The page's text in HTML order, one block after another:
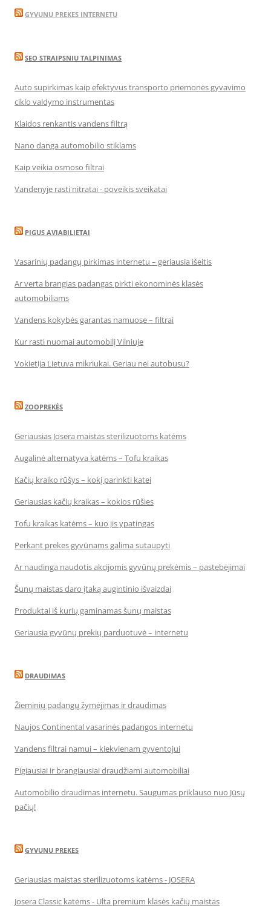
GYVUNU PREKES INTERNETU
SEO STRAIPSNIU TALPINIMAS
Auto supirkimas kaip efektyvus transporto priemonės gyvavimo
ciklo valdymo instrumentas
Klaidos renkantis vandens filtrą
Nano danga automobilio stiklams
Kaip veikia osmoso filtrai
Vandenyje rasti nitratai - poveikis sveikatai
PIGUS AVIABILIETAI
Vasarinių padangų pirkimas internetu – geriausia išeitis
Ar verta brangias padangas pirkti ekonominės klasės
automobiliams
Vandens kokybės garantas namuose – filtrai
Kur rasti nuomai automobilį Vilniuje
Vokietija Lietuva mikriukai. Geriau nei autobusu?
ZOOPREKĖS
Geriausias Josera maistas sterilizuotoms katėms
Augalinė alternatyva katėms – Tofu kraikas
Kačių kraiko rūšys – kokį parinkti katei
Geriausias kačių kraikas – kokios rūšies
Tofu kraikas katėms – kuo jis ypatingas
Perkant prekes gyvūnams galima sutaupyti
Ar naudinga naudotis akcijomis gyvūnų prekėmis – pastebėjimai
Šunų maistas daro įtaką augintinio išvaizdai
Produktai iš kurių gaminamas šunų maistas
Geriausia gyvūnų prekių parduotuvė – internetu
DRAUDIMAS
Žieminių padangų žymėjimas ir draudimas
Naujos Continental vasarinės padangos internetu
Vandens filtrai namui – kiekvienam gyventojui
Pigiausiai ir brangiausiai draudžiami automobiliai
Automobilio draudimas internetu. Saugumas priklauso nuo Jūsų
pačių!
GYVUNU PREKES
Geriausias maistas sterilizuotoms katėms - JOSERA
Josera Classic katėms - Ulta premium klasės kačių maistas